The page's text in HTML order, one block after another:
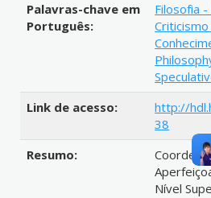
Palavras-chave em
Português:
Filosofia
Link de acesso:
http://
38
Resumo:
Nível